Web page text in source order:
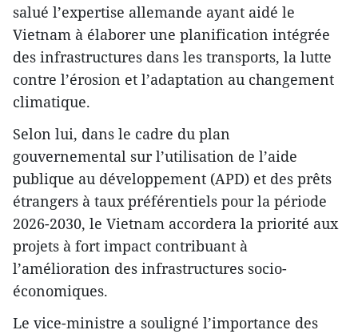
salué l’expertise allemande ayant aidé le
Vietnam à élaborer une planification intégrée
des infrastructures dans les transports, la lutte
contre l’érosion et l’adaptation au changement
climatique.
Selon lui, dans le cadre du plan
gouvernemental sur l’utilisation de l’aide
publique au développement (APD) et des prêts
étrangers à taux préférentiels pour la période
2026-2030, le Vietnam accordera la priorité aux
projets à fort impact contribuant à
l’amélioration des infrastructures socio-
économiques.
Le vice-ministre a souligné l’importance des